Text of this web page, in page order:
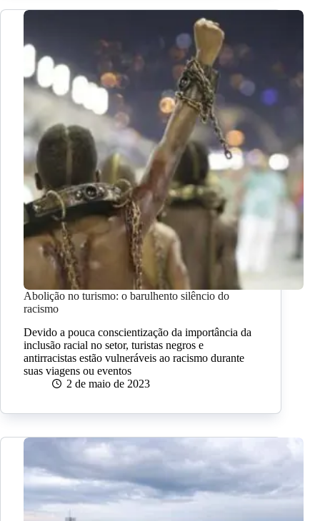
Abolição no turismo: o barulhento silêncio do
racismo
Devido a pouca conscientização da importância da
inclusão racial no setor, turistas negros e
antirracistas estão vulneráveis ao racismo durante
suas viagens ou eventos
2 de maio de 2023